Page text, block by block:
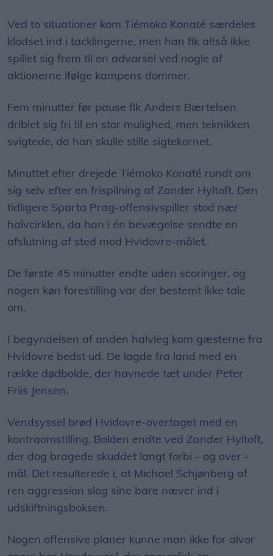
Ved to situationer kom Tiémoko Konaté særdeles
klodset ind i tacklingerne, men han fik altså ikke
spillet sig frem til en advarsel ved nogle af
aktionerne ifølge kampens dommer.
Fem minutter før pause fik Anders Bærtelsen
driblet sig fri til en stor mulighed, men teknikken
svigtede, da han skulle stille sigtekornet.
Minuttet efter drejede Tiémoko Konaté rundt om
sig selv efter en frispilning af Zander Hyltoft. Den
tidligere Sparta Prag-offensivspiller stod nær
halvcirklen, da han i én bevægelse sendte en
afslutning af sted mod Hvidovre-målet.
De første 45 minutter endte uden scoringer, og
nogen køn forestilling var der bestemt ikke tale
om.
I begyndelsen af anden halvleg kom gæsterne fra
Hvidovre bedst ud. De lagde fra land med en
række dødbolde, der havnede tæt under Peter
Friis Jensen.
Vendsyssel brød Hvidovre-overtaget med en
kontraomstilling. Bolden endte ved Zander Hyltoft,
der dog bragede skuddet langt forbi - og over -
mål. Det resulterede i, at Michael Schjønberg af
ren aggression slog sine bare næver ind i
udskiftningsboksen.
Nogen offensive planer kunne man ikke for alvor